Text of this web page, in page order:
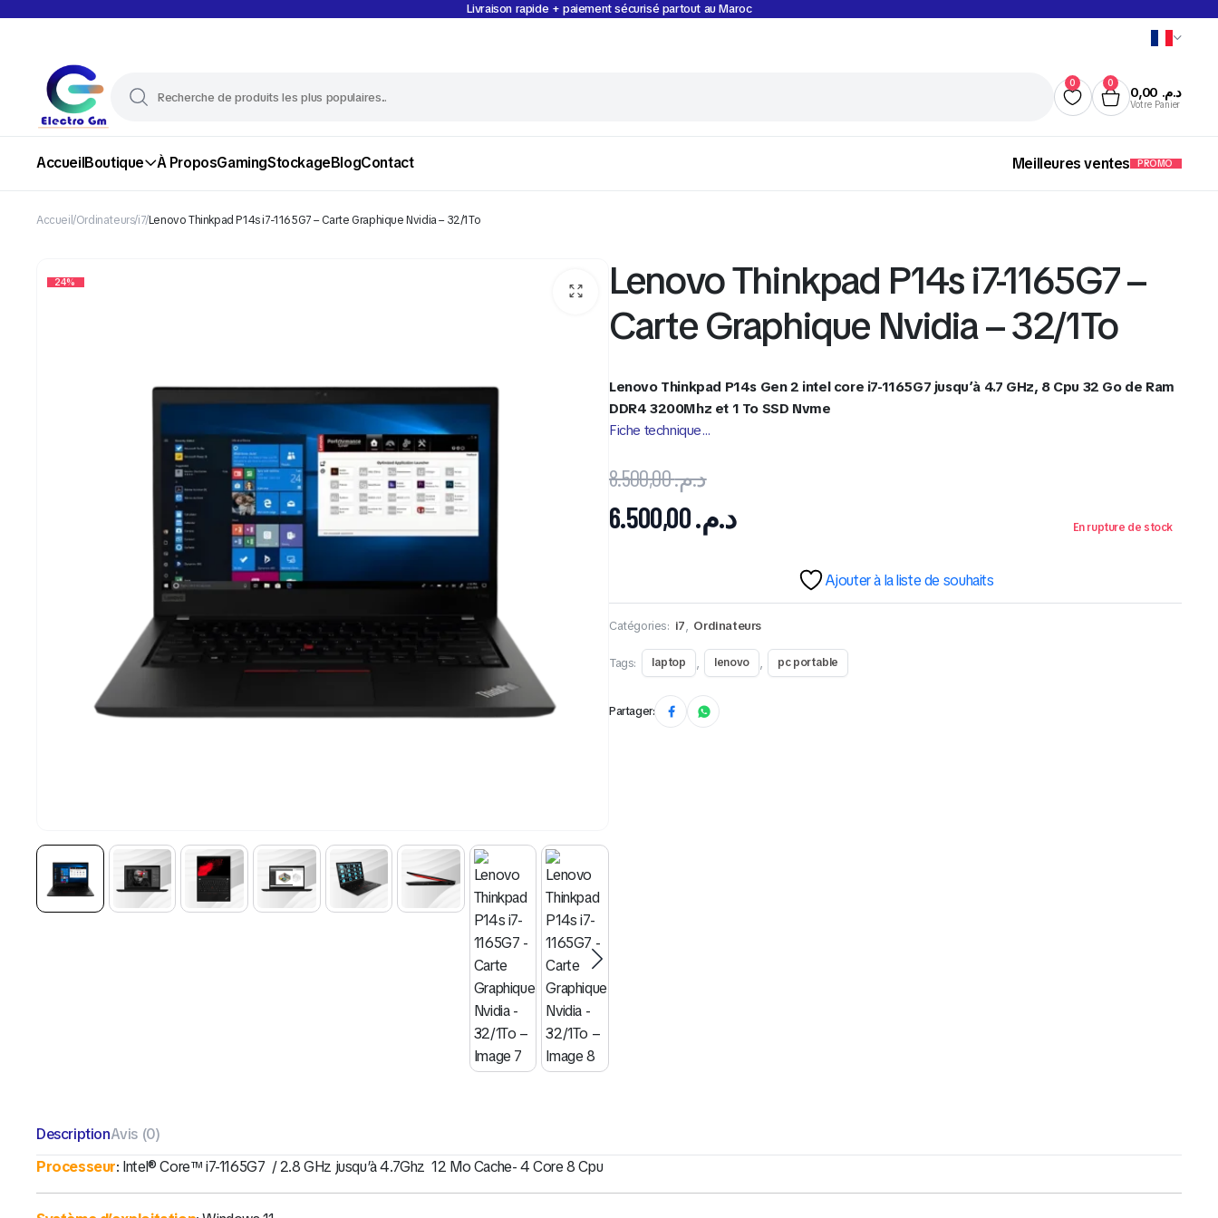
Livraison rapide + paiement sécurisé partout au Maroc
0 0
د.م.
Votre Panier
AccueilBoutique
Ordinateurs Stockage & Accessoires
À ProposGamingStockageBlogContact Meilleures ventes PROMO
Accueil Ordinateurs i7 Lenovo Thinkpad P14s i7-1165G7 – Carte Graphique Nvidia – 32/1To
24%
Lenovo Thinkpad P14s i7-1165G7 –
Carte Graphique Nvidia – 32/1To
Lenovo Thinkpad P14s Gen 2 intel core i7-1165G7 jusqu’à 4.7 GHz, 8 Cpu 32 Go de Ram
DDR4 3200Mhz et 1 To SSD Nvme
Fiche technique…
د.م.8.500,00
د.م.6.500,00 En rupture de stock
Ajouter à la liste de souhaits
Catégories: i7, Ordinateurs
Tags: laptop , lenovo , pc portable
Partager:
DescriptionAvis (0)
Processeur: Intel® Core™ i7-1165G7 / 2.8 GHz jusqu’à 4.7Ghz 12 Mo Cache- 4 Core 8 Cpu